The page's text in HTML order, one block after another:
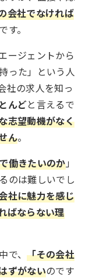
会社でなければ
す。
ージェントから
った」という人
社の求人を知っ
んどと言えるで
志望動機がなく
ん。
働きたいのか」
のは難しいでし
社に魅力を感じ
ばならない理
で、「その会社
ずがないのです